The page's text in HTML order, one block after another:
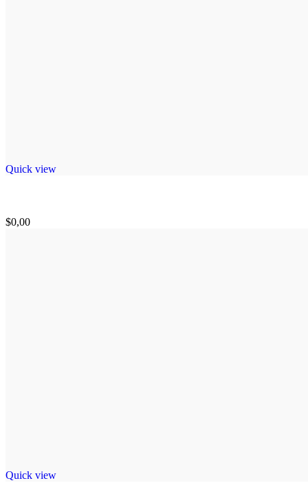
Quick view
$0,00
Quick view